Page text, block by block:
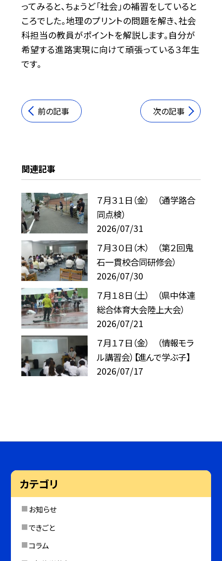
ってみると、ちょうど「社会」の補習をしていると
ころでした。地理のプリントの問題を解き、社会
科担当の教員がポイントを解説します。自分が
希望する進路実現に向けて頑張っている３年生
です。
前の記事 次の記事
関連記事
７月３１日（金） （通学路合
同点検）
2026/07/31
７月３０日（木） （第２回鬼
石一貫校合同研修会）
2026/07/30
７月１８日（土） （県中体連
総合体育大会陸上大会）
2026/07/21
７月１７日（金） （情報モラ
ル講習会）【進んで学ぶ子】
2026/07/17
カテゴリ
お知らせ
できごと
コラム